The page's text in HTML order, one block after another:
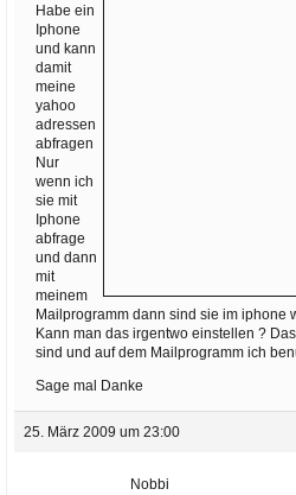
Habe ein
Iphone
und kann
damit
meine
yahoo
adressen
abfragen
Nur
wenn ich
sie mit
Iphone
abfrage
und dann
mit
meinem
Mailprogramm dann sind sie im iphone
Kann man das irgentwo einstellen ?
sind und auf dem Mailprogramm ich
Sage mal Danke
25. März 2009 um 23:00
Nobbi
E-Mail
E-Mail bestätigen